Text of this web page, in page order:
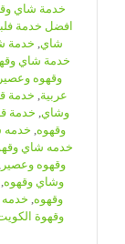
خدمة شاي
افضل خدمة
شاي, خدمة
خدمة شاي
وقهوه
عربية, خدمة
وشاي, خدمة
وقهوه, خدمه
خدمه شاي
وقهوه وعصير ,
وشاي وقهوه,
وقهوه, خدمه
وقهوة